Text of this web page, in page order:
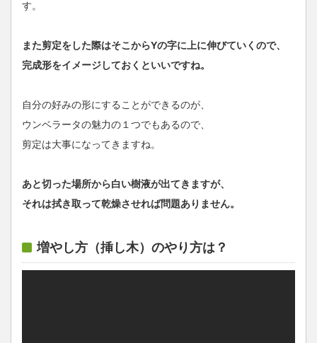
す。
また剪定をした際はそこからYの字に上に伸びていくので、
完成形をイメージしておくといいですね。
自分の好みの形にすることができるのが、
ウンベラータの魅力の１つでもあるので、
剪定は大事になってきますね。
あと切った場所から白い樹液が出てきますが、
それは拭き取って乾燥させれば問題ありません。
増やし方（挿し木）のやり方は？